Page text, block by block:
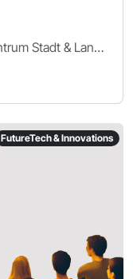
ANsWERK - Digitales Gründerzentrum Stadt & Landkreis Ansbach
FutureTech & Innovations